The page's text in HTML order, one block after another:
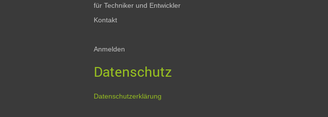
für Techniker und Entwickler
Kontakt
Anmelden
Datenschutz
Datenschutzerklärung